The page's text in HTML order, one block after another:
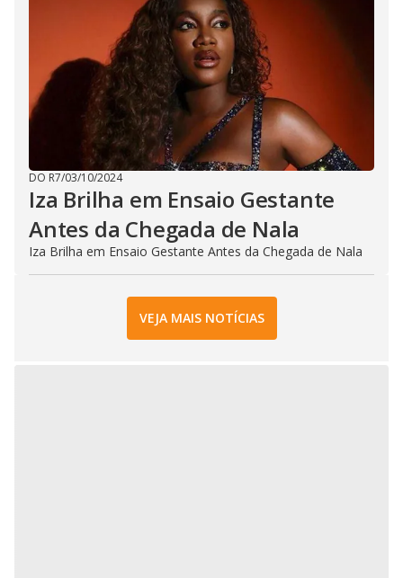
DO R7/03/10/2024
Iza Brilha em Ensaio Gestante
Antes da Chegada de Nala
Iza Brilha em Ensaio Gestante Antes da Chegada de Nala
VEJA MAIS NOTÍCIAS